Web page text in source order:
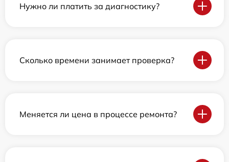
Нужно ли платить за диагностику?
Сколько времени занимает проверка?
Меняется ли цена в процессе ремонта?